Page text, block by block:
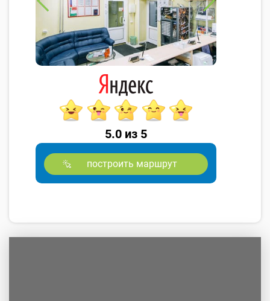
5.0 из 5
построить маршрут